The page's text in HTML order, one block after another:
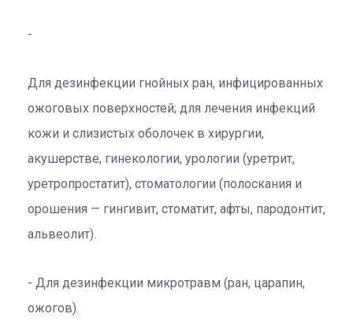
Для дезинфекции гнойных ран, инфицированных
ожоговых поверхностей; для лечения инфекций
кожи и слизистых оболочек в хирургии,
акушерстве, гинекологии, урологии (уретрит,
уретропростатит), стоматологии (полоскания и
орошения — гингивит, стоматит, афты, пародонтит,
альвеолит).
Для дезинфекции микротравм (ран, царапин,
ожогов).